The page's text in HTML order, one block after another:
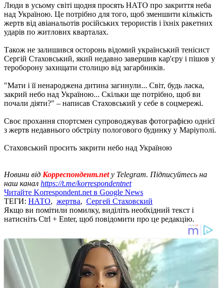
Люди в усьому світі щодня просять НАТО про закриття неба
над Україною. Це потрібно для того, щоб зменшити кількість
жертв від авіанальотів російських терористів і їхніх ракетних
ударів по житлових кварталах.
Також не залишився осторонь відомий український тенісист
Сергій Стаховський, який недавно завершив кар'єру і пішов у
тероборону захищати столицю від загарбників.
"Мати і її ненароджена дитина загинули... Світ, будь ласка,
закрий небо над Україною... Скільки ще потрібно, щоб ви
почали діяти?" – написав Стаховський у себе в соцмережі.
Своє прохання спортсмен супроводжував фотографією однієї
з жертв недавнього обстрілу пологового будинку у Маріуполі.
Стаховський просить закрити небо над Україною
Новини від Корреспондент.netу Telegram. Підписуйтесь на
наш канал https://t.me/korrespondentnet
Читайте Korrespondent.net в Google News
ТЕГИ: НАТО, жертва, Сергей Стаховский
Якщо ви помітили помилку, виділіть необхідний текст і
натисніть Ctrl + Enter, щоб повідомити про це редакцію.